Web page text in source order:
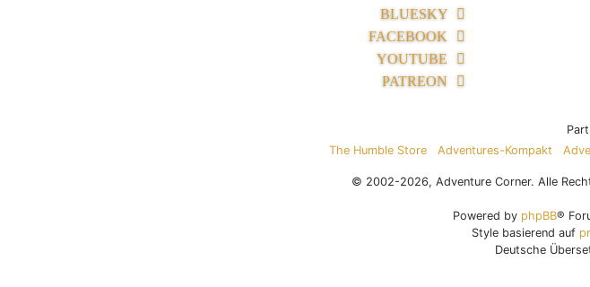
BLUESKY
FACEBOOK
YOUTUBE
PATREON
The Humble Store
Adventures-Kompakt
© 2002-2026, Adventure Corner. Alle
Powered by phpBB®
Style basierend auf
Deutsche